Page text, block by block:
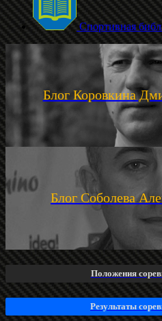
Спортивная
Блог Коровкина
Блог Соболева
Положения
Результаты